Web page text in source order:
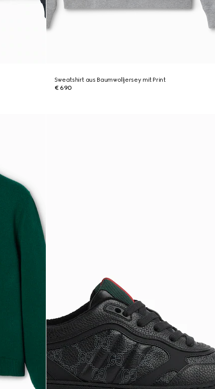
Sweatshirt aus Baumwolljersey mit Print
€ 690